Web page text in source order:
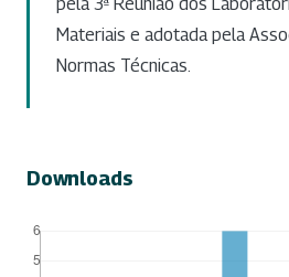
Materiais e adotada pela
Normas Técnicas.
Downloads